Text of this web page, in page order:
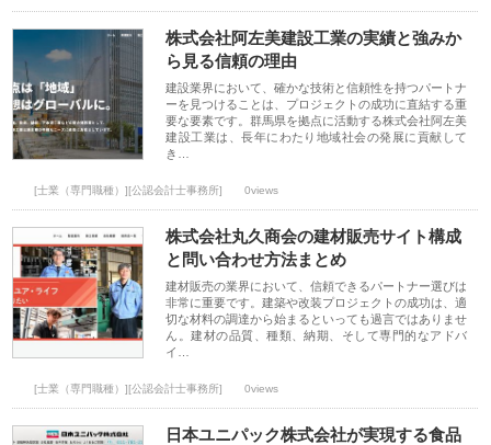
株式会社阿左美建設工業の実績と強みか
ら見る信頼の理由
建設業界において、確かな技術と信頼性を持つパートナ
ーを見つけることは、プロジェクトの成功に直結する重
要な要素です。群馬県を拠点に活動する株式会社阿左美
建設工業は、長年にわたり地域社会の発展に貢献して
き…
[士業（専門職種）][公認会計士事務所] 0views
株式会社丸久商会の建材販売サイト構成
と問い合わせ方法まとめ
建材販売の業界において、信頼できるパートナー選びは
非常に重要です。建築や改装プロジェクトの成功は、適
切な材料の調達から始まるといっても過言ではありませ
ん。建材の品質、種類、納期、そして専門的なアドバ
イ…
[士業（専門職種）][公認会計士事務所] 0views
日本ユニパック株式会社が実現する食品